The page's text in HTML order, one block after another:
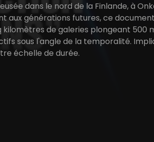
dans le nord de la Finlande, à
aux générations futures, ce
de galeries plongeant 500
sous l'angle de la temporalité.
échelle de durée.